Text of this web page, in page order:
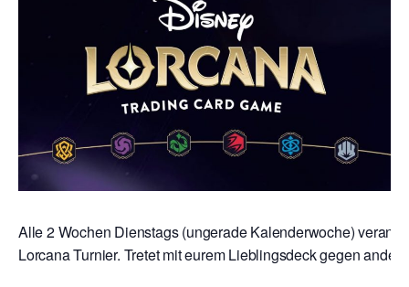
Alle 2 Wochen Dienstags (ungerade Kalenderwoche)
Lorcana Turnier. Tretet mit eurem Lieblingsdeck gegen